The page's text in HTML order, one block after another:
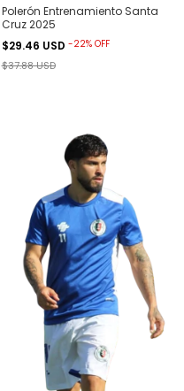
Polerón Entrenamiento Santa
Cruz 2025
$29.46 USD -22% OFF
$37.88 USD